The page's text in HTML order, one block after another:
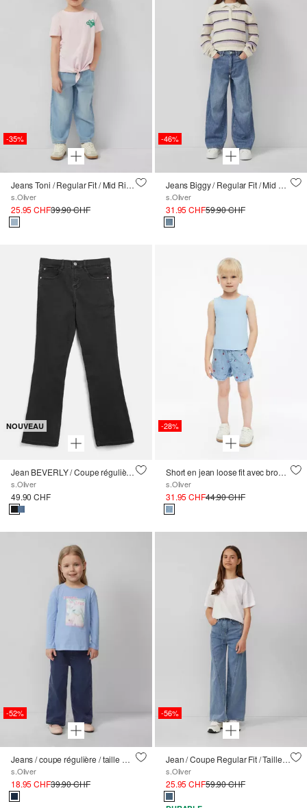
-35%
Jeans Toni / Regular Fit / Mid Rise / Tapered Leg
s.Oliver
25.95 CHF39.90 CHF
-46%
Jeans Biggy / Regular Fit / Mid Rise / Wide Leg
s.Oliver
31.95 CHF59.90 CHF
NOUVEAU
Jean BEVERLY / Coupe régulière / Taille haute / Jambe évasée
s.Oliver
49.90 CHF
-28%
Short en jean loose fit avec broderie
s.Oliver
31.95 CHF44.90 CHF
-52%
Jeans / coupe régulière / taille moyenne / jambe large
s.Oliver
18.95 CHF39.90 CHF
-56%
Jean / Coupe Regular Fit / Taille haute / Wide Leg / Délavage /Ceinture textile
s.Oliver
25.95 CHF59.90 CHF